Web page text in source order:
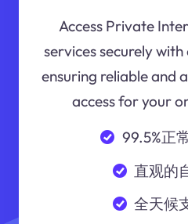
Access Private
services securely
ensuring reliable and
access for your
99.5%正
直观的
全天候